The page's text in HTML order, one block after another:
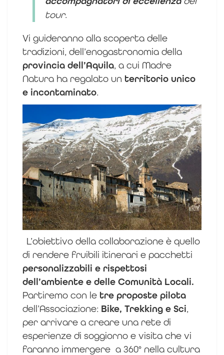
tour.
Vi guideranno alla scoperta delle
tradizioni, dell’enogastronomia della
provincia dell’Aquila, a cui Madre
Natura ha regalato un territorio unico
e incontaminato.
L’obiettivo della collaborazione è quello
di rendere fruibili itinerari e pacchetti
personalizzabili e rispettosi
dell’ambiente e delle Comunità Locali.
Partiremo con le tre proposte pilota
dell’Associazione: Bike, Trekking e Sci,
per arrivare a creare una rete di
esperienze di soggiorno e visita che vi
faranno immergere a 360° nella cultura